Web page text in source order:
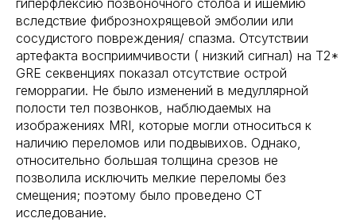
гиперфлексию позвоночного столба и ишемию
вследствие фибрознохрящевой эмболии или
сосудистого повреждения/ спазма. Отсутствии
артефакта восприимчивости ( низкий сигнал) на T2*
GRE секвенциях показал отсутствие острой
геморрагии. Не было изменений в медуллярной
полости тел позвонков, наблюдаемых на
изображениях MRI, которые могли относиться к
наличию переломов или подвывихов. Однако,
относительно большая толщина срезов не
позволила исключить мелкие переломы без
смещения; поэтому было проведено CT
исследование.